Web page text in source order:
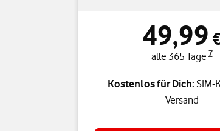
49,99
alle 365 Tage7
Kostenlos für Dich: SIM-
Versand